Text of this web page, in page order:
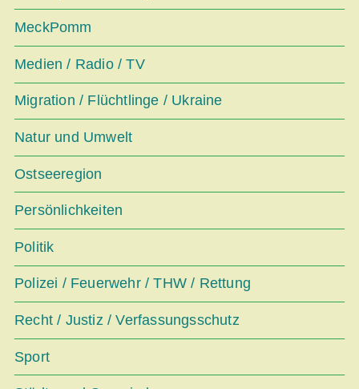
MeckPomm
Medien / Radio / TV
Migration / Flüchtlinge / Ukraine
Natur und Umwelt
Ostseeregion
Persönlichkeiten
Politik
Polizei / Feuerwehr / THW / Rettung
Recht / Justiz / Verfassungsschutz
Sport